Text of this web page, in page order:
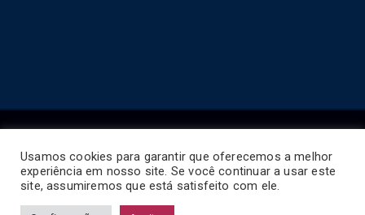
Copyright © 2026 Horário de Ônibus BR
Usamos cookies para garantir que oferecemos a melhor
experiência em nosso site. Se você continuar a usar este
site, assumiremos que está satisfeito com ele.